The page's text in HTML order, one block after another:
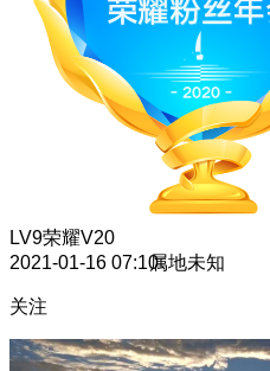
LV9荣耀V20
2021-01-16 07:10属地未知
关注